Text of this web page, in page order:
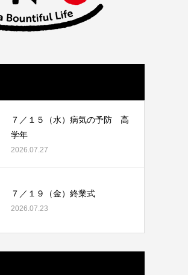
７／１５（水）病気の予防 高
学年
2026.07.27
７／１９（金）終業式
2026.07.23